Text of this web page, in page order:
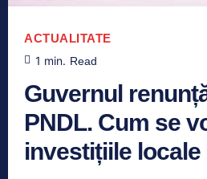
ACTUALITATE
1 min. Read
Guvernul
PNDL. Cum se
investițiile locale